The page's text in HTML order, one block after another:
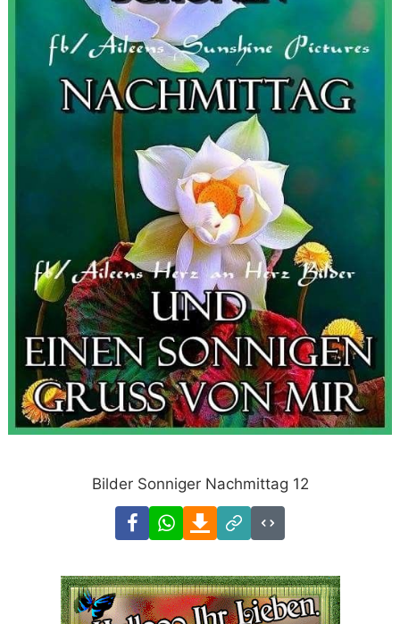
Bilder Sonniger Nachmittag 12
FacebookWhatsAppDownload
Link
Code